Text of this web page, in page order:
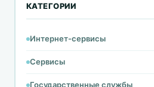
КАТЕГОРИИ
Интернет-сервисы
Сервисы
Государственные службы